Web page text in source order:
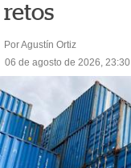
retos
Por Agustín Ortiz
06 de agosto de 2026, 23:30